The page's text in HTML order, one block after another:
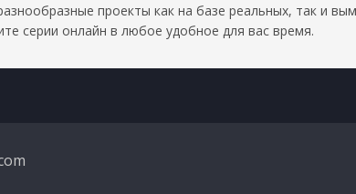
проекты как на базе реальных, так и
серии онлайн в любое удобное для вас время.